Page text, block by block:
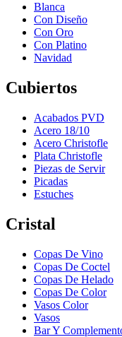
Blanca
Con Diseño
Con Oro
Con Platino
Navidad
Cubiertos
Acabados PVD
Acero 18/10
Acero Christofle
Plata Christofle
Piezas de Servir
Picadas
Estuches
Cristal
Copas De Vino
Copas De Coctel
Copas De Helado
Copas De Color
Vasos Color
Vasos
Bar Y